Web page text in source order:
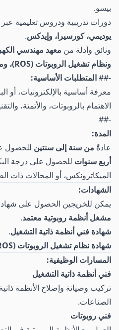
بيسو.
دورات تدريبية ودروس تعليمية
يوديمي، كورسيرا، وإيدكس.
وثائق وأدلة من
ونظام تشغيل الروبوتات (ROS)، ومصنعي الأنظمة ذاتية التشغيل
-##المتطلبات الأساسية:
معرفة أساسية بالإلكترونيات، أو
الاهتمام بالروبوتات، والأتمتة،
-##
المدة:
عادةً من سنة إلى سنتين للحصول
أربع سنوات للحصول على درجة
الميكاترونكس، أو المجالات ذات
الشهادات:
يمكن للخريجين الحصول على
مشغل أنظمة روبوتية معتمد.
شهادة فني أنظمة ذاتية التشغيل.
شهادة نظام تشغيل الروبوتات (ROS)
المسارات الوظيفية:
فني أنظمة ذاتية التشغيل
تركيب وصيانة وإصلاح الأنظمة
الصناعات.
فني روبوتات